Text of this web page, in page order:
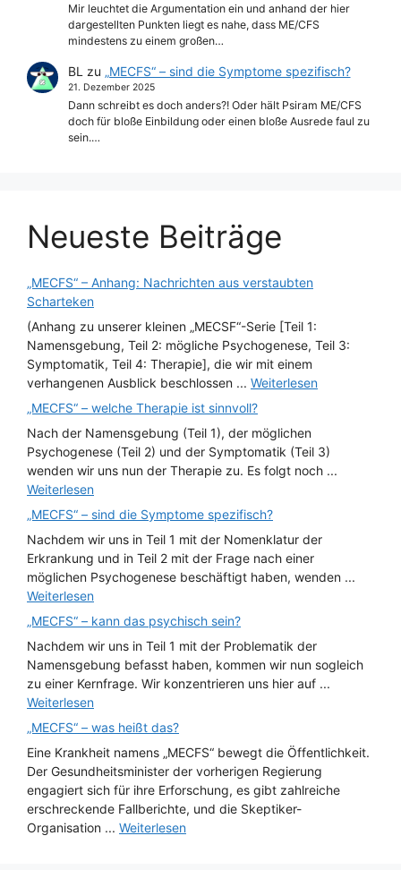
Mir leuchtet die Argumentation ein und anhand der hier
dargestellten Punkten liegt es nahe, dass ME/CFS
mindestens zu einem großen…
BL zu „MECFS“ – sind die Symptome spezifisch?
21. Dezember 2025
Dann schreibt es doch anders?! Oder hält Psiram ME/CFS
doch für bloße Einbildung oder einen bloße Ausrede faul zu
sein.…
Neueste Beiträge
„MECFS“ – Anhang: Nachrichten aus verstaubten
Scharteken
(Anhang zu unserer kleinen „MECSF“-Serie [Teil 1:
Namensgebung, Teil 2: mögliche Psychogenese, Teil 3:
Symptomatik, Teil 4: Therapie], die wir mit einem
verhangenen Ausblick beschlossen ... Weiterlesen
„MECFS“ – welche Therapie ist sinnvoll?
Nach der Namensgebung (Teil 1), der möglichen
Psychogenese (Teil 2) und der Symptomatik (Teil 3)
wenden wir uns nun der Therapie zu. Es folgt noch ...
Weiterlesen
„MECFS“ – sind die Symptome spezifisch?
Nachdem wir uns in Teil 1 mit der Nomenklatur der
Erkrankung und in Teil 2 mit der Frage nach einer
möglichen Psychogenese beschäftigt haben, wenden ...
Weiterlesen
„MECFS“ – kann das psychisch sein?
Nachdem wir uns in Teil 1 mit der Problematik der
Namensgebung befasst haben, kommen wir nun sogleich
zu einer Kernfrage. Wir konzentrieren uns hier auf ...
Weiterlesen
„MECFS“ – was heißt das?
Eine Krankheit namens „MECFS“ bewegt die Öffentlichkeit.
Der Gesundheitsminister der vorherigen Regierung
engagiert sich für ihre Erforschung, es gibt zahlreiche
erschreckende Fallberichte, und die Skeptiker-
Organisation ... Weiterlesen